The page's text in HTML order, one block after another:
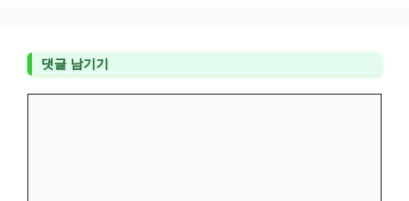
댓글 남기기